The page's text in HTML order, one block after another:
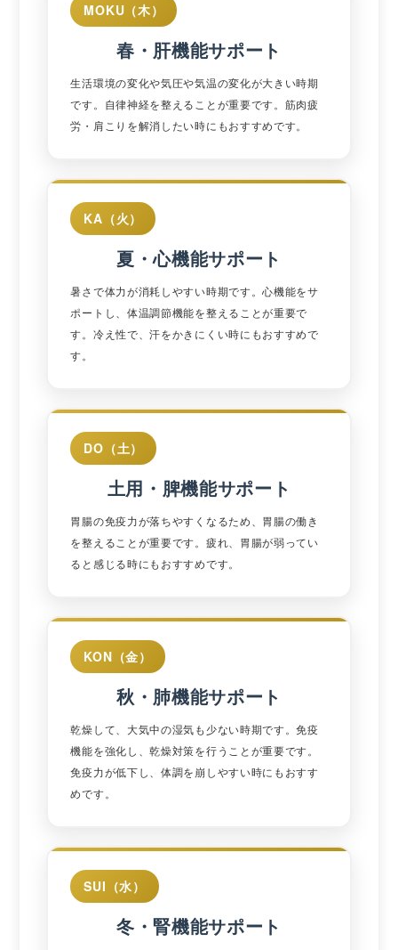
MOKU（木）
春・肝機能サポート
生活環境の変化や気圧や気温の変化が大きい時期
です。自律神経を整えることが重要です。筋肉疲
労・肩こりを解消したい時にもおすすめです。
KA（火）
夏・心機能サポート
暑さで体力が消耗しやすい時期です。心機能をサ
ポートし、体温調節機能を整えることが重要で
す。冷え性で、汗をかきにくい時にもおすすめで
す。
DO（土）
土用・脾機能サポート
胃腸の免疫力が落ちやすくなるため、胃腸の働き
を整えることが重要です。疲れ、胃腸が弱ってい
ると感じる時にもおすすめです。
KON（金）
秋・肺機能サポート
乾燥して、大気中の湿気も少ない時期です。免疫
機能を強化し、乾燥対策を行うことが重要です。
免疫力が低下し、体調を崩しやすい時にもおすす
めです。
SUI（水）
冬・腎機能サポート